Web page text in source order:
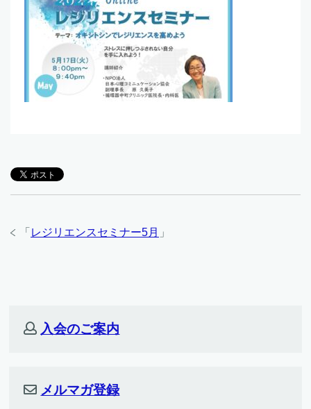
「 レジリエンスセミナー5月 」
入会のご案内
メルマガ登録